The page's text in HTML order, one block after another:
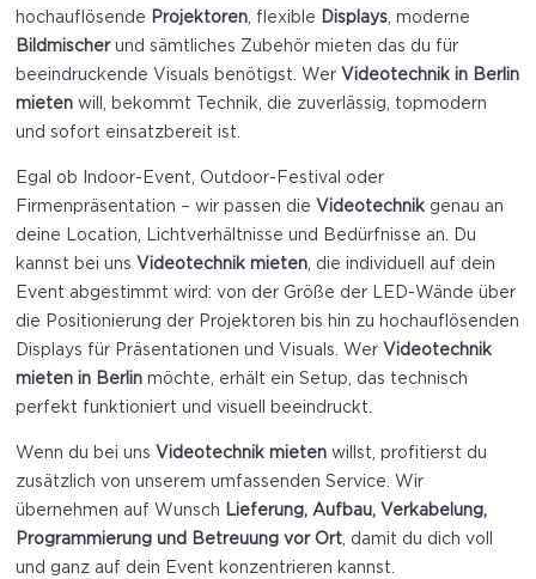
hochauflösende Projektoren, flexible Displays, moderne
Bildmischerund sämtliches Zubehör mieten das du für
beeindruckende Visuals benötigst. Wer Videotechnik in Berlin
mieten will, bekommt Technik, die zuverlässig, topmodern
und sofort einsatzbereit ist.
Egal ob Indoor-Event, Outdoor-Festival oder
Firmenpräsentation – wir passen die Videotechnik genau an
deine Location, Lichtverhältnisse und Bedürfnisse an. Du
kannst bei uns Videotechnik mieten, die individuell auf dein
Event abgestimmt wird: von der Größe der LED-Wände über
die Positionierung der Projektoren bis hin zu hochauflösenden
Displays für Präsentationen und Visuals. Wer Videotechnik
mieten in Berlin möchte, erhält ein Setup, das technisch
perfekt funktioniert und visuell beeindruckt.
Wenn du bei uns Videotechnik mieten willst, profitierst du
zusätzlich von unserem umfassenden Service. Wir
übernehmen auf Wunsch Lieferung, Aufbau, Verkabelung,
Programmierung und Betreuung vor Ort, damit du dich voll
und ganz auf dein Event konzentrieren kannst.